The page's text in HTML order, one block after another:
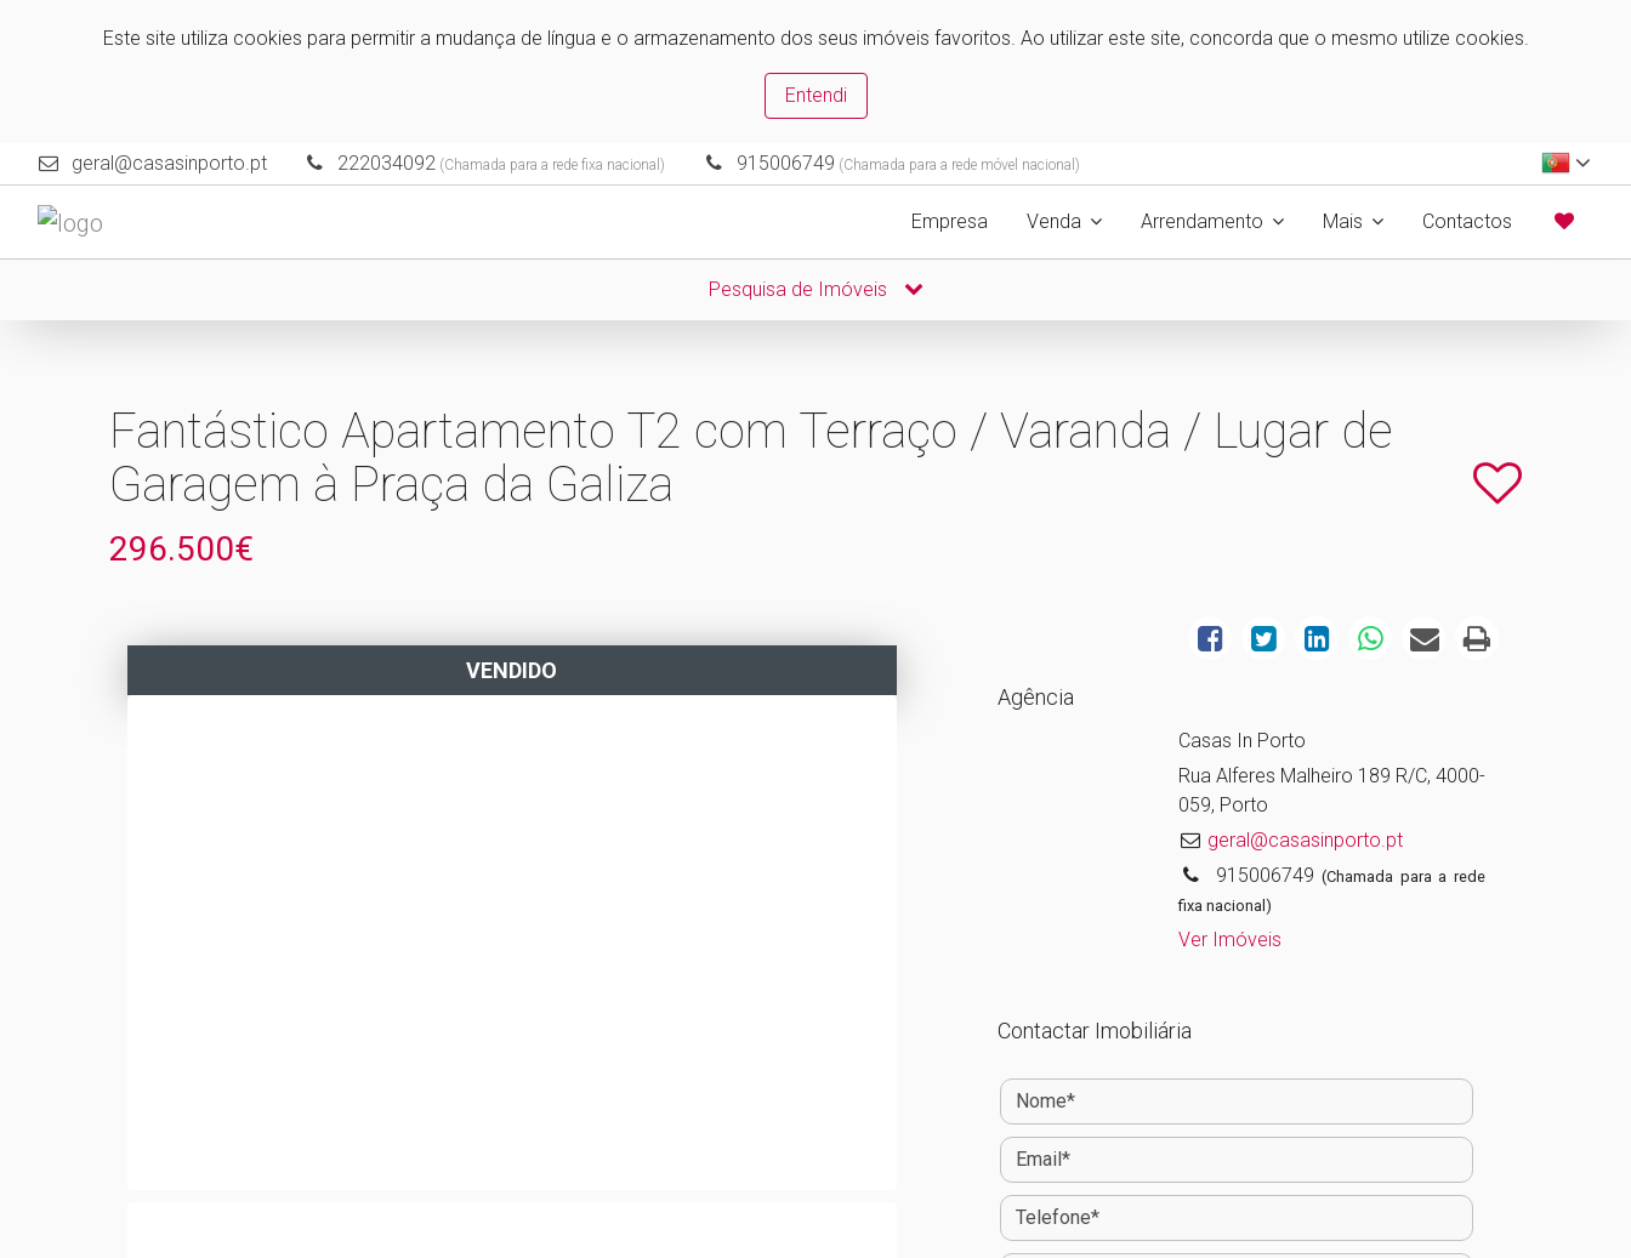
Este site utiliza cookies para permitir a mudança de língua e o armazenamento dos seus imóveis favoritos. Ao utilizar este site, concorda que o mesmo utilize cookies.
Entendi
geral@casasinporto.pt 222034092 (Chamada para a rede fixa nacional) 915006749 (Chamada para a rede móvel nacional)
Empresa Venda Arrendamento Mais Contactos
Pesquisa de Imóveis
Fantástico Apartamento T2 com Terraço / Varanda / Lugar de
Garagem à Praça da Galiza
296.500€
VENDIDO
Agência
Casas In Porto
Rua Alferes Malheiro 189 R/C, 4000-
059, Porto
geral@casasinporto.pt
915006749 (Chamada para a rede
fixa nacional)
Ver Imóveis
Contactar Imobiliária